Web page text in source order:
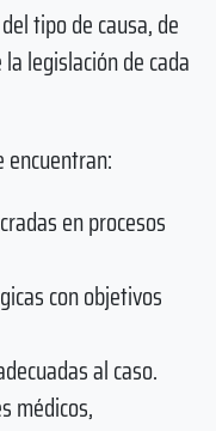
tipo de causa, de
legislación de cada
en procesos
con objetivos
al caso.
médicos,